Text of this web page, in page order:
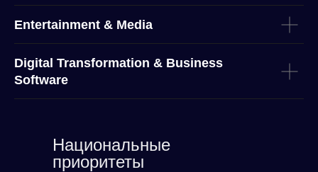
Entertainment & Media
Digital Transformation & Business
Software
Национальные
приоритеты